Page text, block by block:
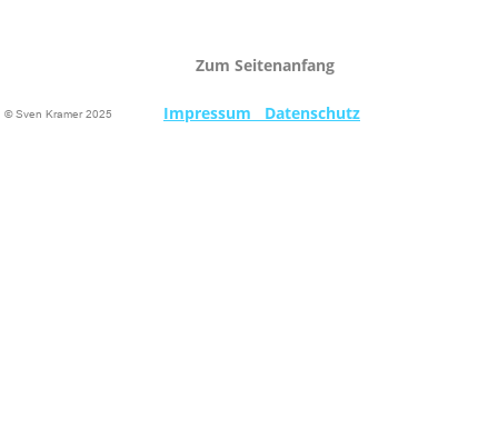
© Sven Kramer 2025 Impressum   Datenschutz
Zum Seitenanfang